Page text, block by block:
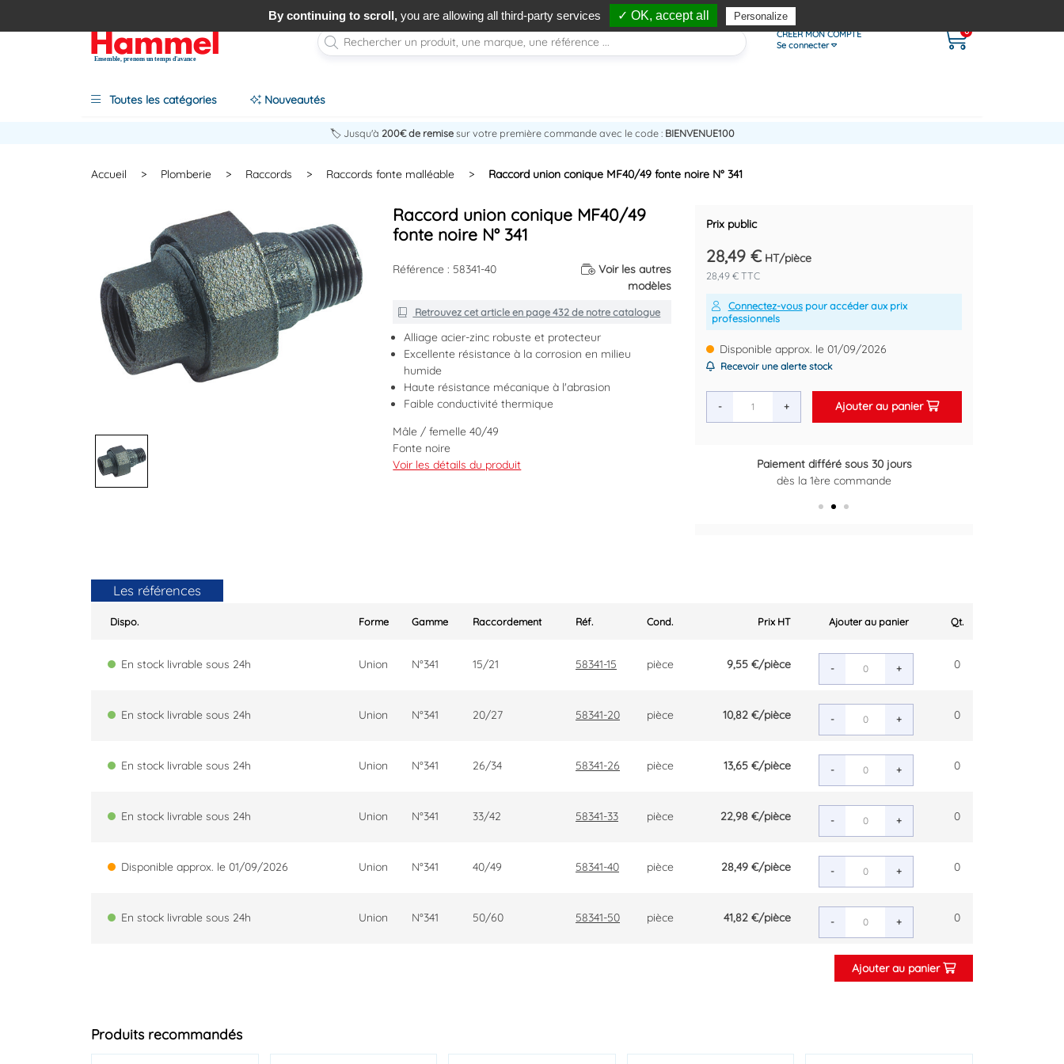
Ensemble, prenons un temps d'avance
CRÉER MON COMPTE
Se connecter
0
Toutes les catégories Nouveautés
🏷️ Jusqu'à 200€ de remisesur votre première commande avec le code : BIENVENUE100
Accueil > Plomberie > Raccords > Raccords fonte malléable > Raccord union conique MF40/49 fonte noire N° 341
Raccord union conique MF40/49
fonte noire N° 341
Référence : 58341-40
Voir les autres
modèles
Retrouvez cet article en page 432de notre catalogue
Alliage acier-zinc robuste et protecteur
Excellente résistance à la corrosion en milieu
humide
Haute résistance mécanique à l'abrasion
Faible conductivité thermique
Mâle / femelle 40/49
Fonte noire
Code EAN : 8435049381230
Voir les détails du produit
Prix public
28,49 €HT/pièce
28,49 € TTC
Connectez-vouspour accéder aux prix
professionnels
Disponible approx. le 01/09/2026
Recevoir une alerte stock
- + Ajouter au panier
Des prix justes et personnalisés
Paiement différé sous 30 jours
dès la 1ère commande
Retour gratuit sous 14 jours
Plus d'informations ici
Les références
Dispo. Forme Gamme Raccordement Réf. Cond. Prix HT Ajouter au panier Qt.
En stock livrable sous 24h Union N°341 15/21 58341-15 pièce 9,55 €/pièce - + 0
En stock livrable sous 24h Union N°341 20/27 58341-20 pièce 10,82 €/pièce - + 0
En stock livrable sous 24h Union N°341 26/34 58341-26 pièce 13,65 €/pièce - + 0
En stock livrable sous 24h Union N°341 33/42 58341-33 pièce 22,98 €/pièce - + 0
Disponible approx. le 01/09/2026 Union N°341 40/49 58341-40 pièce 28,49 €/pièce - + 0
En stock livrable sous 24h Union N°341 50/60 58341-50 pièce 41,82 €/pièce - + 0
Ajouter au panier
Produits recommandés
By continuing to scroll,you are allowing all third-party services ✓ OK, accept all Personalize